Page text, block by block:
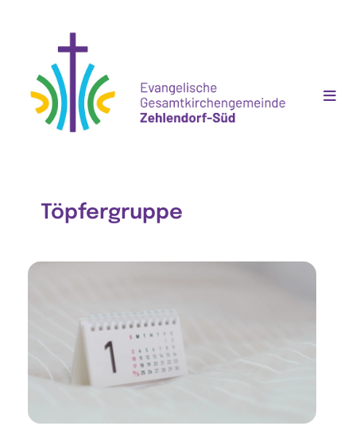
Töpfergruppe